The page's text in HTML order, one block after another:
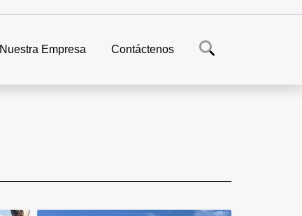
Nuestra Empresa Contáctenos